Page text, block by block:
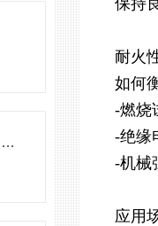
高压隔相封闭母线槽常见故障处理方案
保持
耐火
如何
-燃烧
-绝缘
-机械
应用